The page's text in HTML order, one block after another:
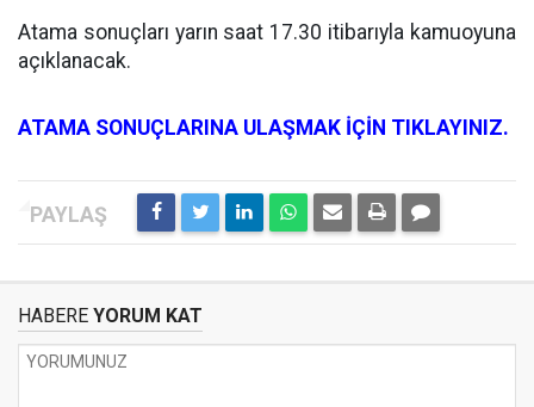
Atama sonuçları yarın saat 17.30 itibarıyla kamuoyuna
açıklanacak.
ATAMA SONUÇLARINA ULAŞMAK İÇİN TIKLAYINIZ.
HABERE YORUM KAT